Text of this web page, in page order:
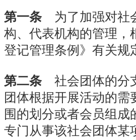
第一条 为了加强对社
构、代表机构的管理，
登记管理条例》有关规
第二条 社会团体的分
团体根据开展活动的需
围的划分或者会员组成
专门从事该社会团体某